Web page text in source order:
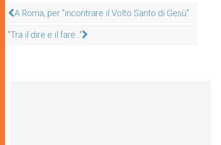
A Roma, per "incontrare il Volto Santo di Gesù"
"Tra il dire e il fare..."